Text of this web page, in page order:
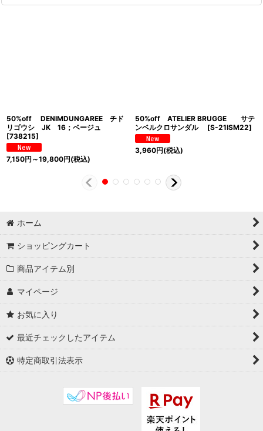
50%off DENIMDUNGAREE チド
リゴウシ JK 16；ベージュ
[738215]
7,150円 ～19,800円(税込)
50%off ATELIER BRUGGE サテ
ンベルクロサンダル
[S-21ISM22]
3,960円(税込)
ホーム
ショッピングカート
商品アイテム別
マイページ
お気に入り
最近チェックしたアイテム
特定商取引法表示